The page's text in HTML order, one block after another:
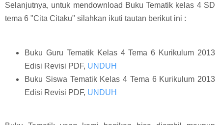
Selanjutnya, untuk mendownload Buku Tematik kelas 4 SD
tema 6 "Cita Citaku" silahkan ikuti tautan berikut ini :
Buku Guru Tematik Kelas 4 Tema 6 Kurikulum 2013
Edisi Revisi PDF, UNDUH
Buku Siswa Tematik Kelas 4 Tema 6 Kurikulum 2013
Edisi Revisi PDF, UNDUH